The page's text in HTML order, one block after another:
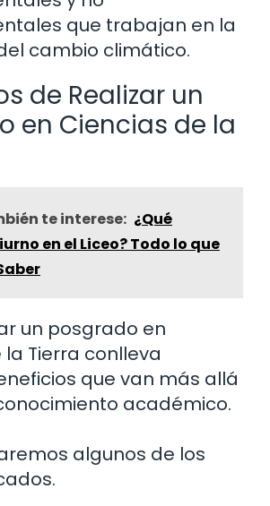
que trabajan en la
cambio climático.
de Realizar un
en Ciencias de la
te interese: ¿Qué
en el Liceo? Todo lo que
un posgrado en
Tierra conlleva
que van más allá
académico.
algunos de los